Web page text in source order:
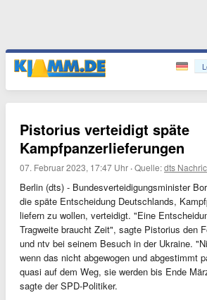
Pistorius verteidigt späte
Kampfpanzerlieferungen
07. Februar 2023, 17:47 Uhr ·Quelle:dts
Berlin (dts) - Bundesverteidigungsminister
die späte Entscheidung Deutschlands,
liefern zu wollen, verteidigt. "Eine
Tragweite braucht Zeit", sagte Pistorius den
und ntv bei seinem Besuch in der Ukraine.
wenn das nicht abgewogen und abgestimmt
quasi auf dem Weg, sie werden bis Ende
sagte der SPD-Politiker.